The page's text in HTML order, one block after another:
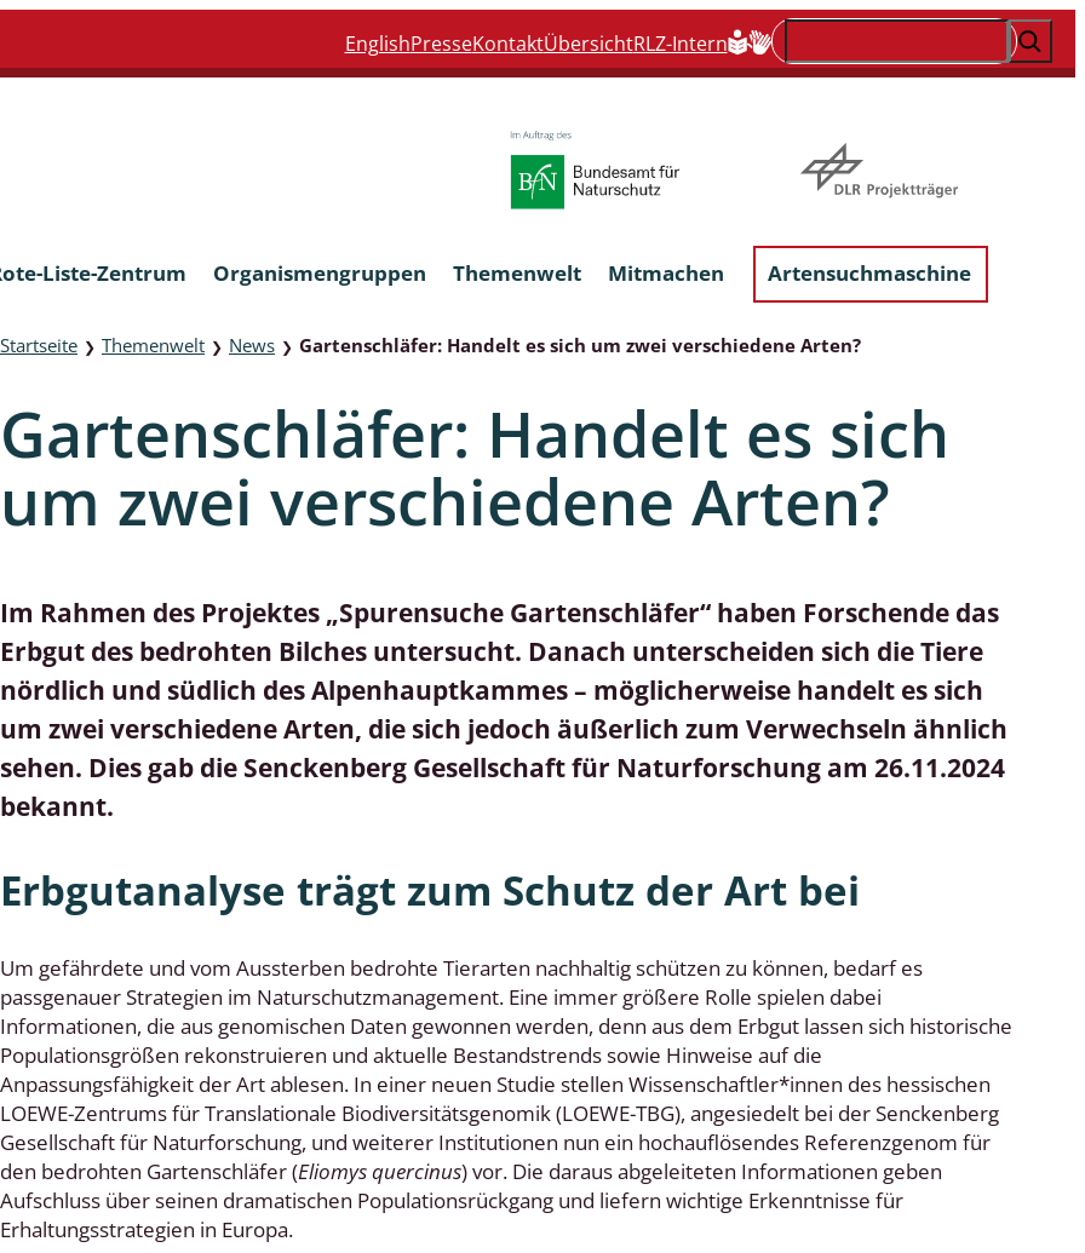
EnglishPresseKontaktÜbersichtRLZ-Intern Suchen
Liste-Zentrum Organismengruppen
und Resedakäfer
Kernkäfer und
Trägspinner, Graueulchen
Farn- und Blütenpflanzen
Limnische Braunalgen und Rotalgen
Marine Makroalgen
Moose
Schlauchalgen
Zieralgen
flechtenähnliche Pilze
Großpilze
Phytoparasitische Kleinpilze
Themenwelt Mitmachen Artensuchmaschine
Startseite ❯ Themenwelt ❯ News ❯ Gartenschläfer: Handelt es sich um zwei verschiedene Arten?
Gartenschläfer: Handelt es sich
um zwei verschiedene Arten?
Im Rahmen des Projektes „Spurensuche Gartenschläfer“ haben Forschende das
Erbgut des bedrohten Bilches untersucht. Danach unterscheiden sich die Tiere
nördlich und südlich des Alpenhauptkammes – möglicherweise handelt es sich
um zwei verschiedene Arten, die sich jedoch äußerlich zum Verwechseln ähnlich
sehen. Dies gab die Senckenberg Gesellschaft für Naturforschung am 26.11.2024
bekannt.
Erbgutanalyse trägt zum Schutz der Art bei
Um gefährdete und vom Aussterben bedrohte Tierarten nachhaltig schützen zu können, bedarf es
passgenauer Strategien im Naturschutzmanagement. Eine immer größere Rolle spielen dabei
Informationen, die aus genomischen Daten gewonnen werden, denn aus dem Erbgut lassen sich historische
Populationsgrößen rekonstruieren und aktuelle Bestandstrends sowie Hinweise auf die
Anpassungsfähigkeit der Art ablesen. In einer neuen Studie stellen Wissenschaftler*innen des hessischen
LOEWE-Zentrums für Translationale Biodiversitätsgenomik (LOEWE-TBG), angesiedelt bei der Senckenberg
Gesellschaft für Naturforschung, und weiterer Institutionen nun ein hochauflösendes Referenzgenom für
den bedrohten Gartenschläfer (Eliomys quercinus) vor. Die daraus abgeleiteten Informationen geben
Aufschluss über seinen dramatischen Populationsrückgang und liefern wichtige Erkenntnisse für
Erhaltungsstrategien in Europa.